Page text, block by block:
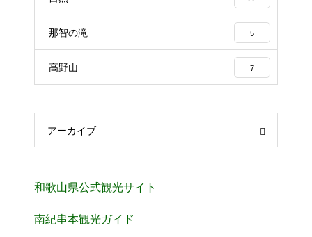
那智の滝 5
高野山 7
アーカイブ
和歌山県公式観光サイト
南紀串本観光ガイド